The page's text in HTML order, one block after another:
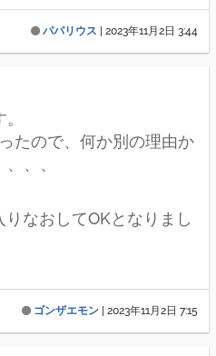
パパリウス 2023年11月2日 3:44
たので、何か別の理由か
、、
なおしてOKとなりまし
ゴンザエモン 2023年11月2日 7:15